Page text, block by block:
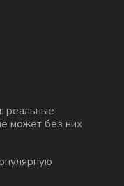
реальные
может без них